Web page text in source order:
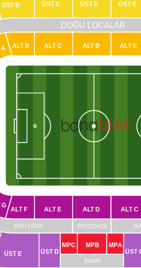
BATI LOCA B
DOĞU LOCALAR
PROTOKOL
BASIN
A ALT B ALT C ALT D ALT E
ÜST B ÜST C ÜST D ÜST E
ALT C
ALT D
ALT E
ALT F
G
ÜST
ÜST D
ÜST E
MPA
MPB
MPC
banabilet